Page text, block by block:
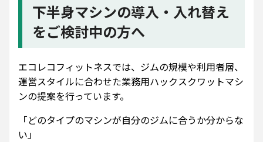
下半身マシンの導入・入れ替え
をご検討中の方へ
エコレコフィットネスでは、ジムの規模や利用者層、
運営スタイルに合わせた業務用ハックスクワットマシ
ンの提案を行っています。
「どのタイプのマシンが自分のジムに合うか分からな
い」